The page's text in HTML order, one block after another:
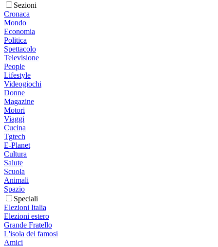
Sezioni
Cronaca
Mondo
Economia
Politica
Spettacolo
Televisione
People
Lifestyle
Videogiochi
Donne
Magazine
Motori
Viaggi
Cucina
Tgtech
E-Planet
Cultura
Salute
Scuola
Animali
Spazio
Speciali
Elezioni Italia
Elezioni estero
Grande Fratello
L'isola dei famosi
Amici